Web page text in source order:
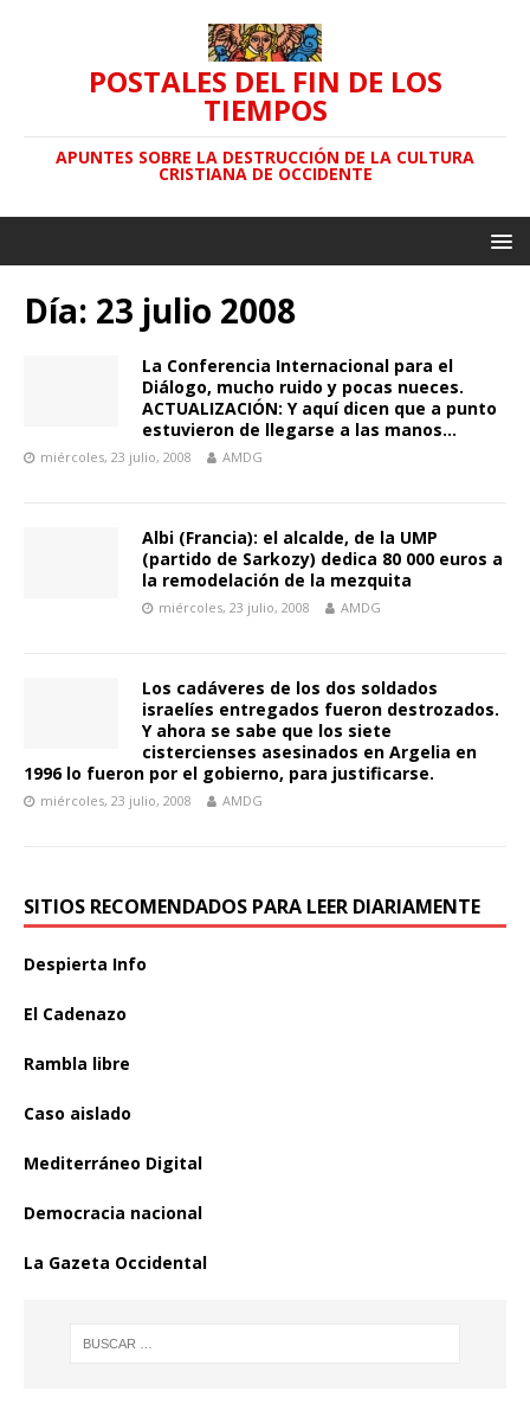
POSTALES DEL FIN DE LOS
TIEMPOS
APUNTES SOBRE LA DESTRUCCIÓN DE LA CULTURA
CRISTIANA DE OCCIDENTE
Día: 23 julio 2008
La Conferencia Internacional para el
Diálogo, mucho ruido y pocas nueces.
ACTUALIZACIÓN: Y aquí dicen que a punto
estuvieron de llegarse a las manos…
miércoles, 23 julio, 2008 AMDG
Albi (Francia): el alcalde, de la UMP
(partido de Sarkozy) dedica 80 000 euros a
la remodelación de la mezquita
miércoles, 23 julio, 2008 AMDG
Los cadáveres de los dos soldados
israelíes entregados fueron destrozados.
Y ahora se sabe que los siete
cistercienses asesinados en Argelia en
1996 lo fueron por el gobierno, para justificarse.
miércoles, 23 julio, 2008 AMDG
SITIOS RECOMENDADOS PARA LEER DIARIAMENTE
Despierta Info
El Cadenazo
Rambla libre
Caso aislado
Mediterráneo Digital
Democracia nacional
La Gazeta Occidental